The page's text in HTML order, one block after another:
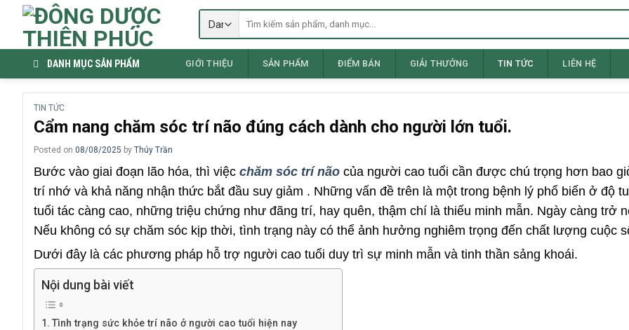
content
Tìm
DANH MỤC SẢN PHẨM GIỚI THIỆU SẢN PHẨM ĐIỂM BÁN GIẢI THƯỞNG TIN TỨC LIÊN HỆ
TIN TỨC
Cẩm nang chăm sóc trí não đúng cách dành cho người lớn tuổi.
Posted on 08/08/2025 by Thúy Trần
Bước vào giai đoạn lão hóa, thì việc chăm sóc trí não của người cao tuổi cần được chú trọng hơn bao
trí nhớ và khả năng nhận thức bắt đầu suy giảm . Những vấn đề trên là một trong bệnh lý phổ biến ở độ
tuổi tác càng cao, những triệu chứng như đãng trí, hay quên, thậm chí là thiếu minh mẫn. Ngày càng trở
Nếu không có sự chăm sóc kịp thời, tình trạng này có thể ảnh hưởng nghiêm trọng đến chất lượng cuộc
Dưới đây là các phương pháp hỗ trợ người cao tuổi duy trì sự minh mẫn và tinh thần sảng khoái.
Nội dung bài viết
Tình trạng sức khỏe trí não ở người cao tuổi hiện nay